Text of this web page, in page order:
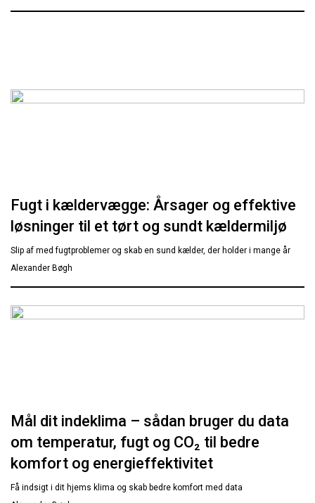
Fugt i kældervægge: Årsager og effektive
løsninger til et tørt og sundt kældermiljø
Slip af med fugtproblemer og skab en sund kælder, der holder i mange år
Alexander Bøgh
Mål dit indeklima – sådan bruger du data
om temperatur, fugt og CO₂ til bedre
komfort og energieffektivitet
Få indsigt i dit hjems klima og skab bedre komfort med data